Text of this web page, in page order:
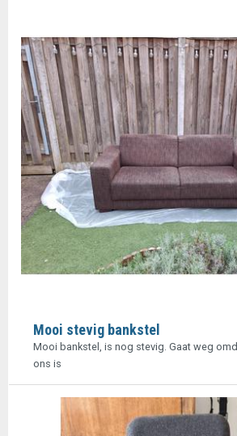
Mooi stevig bankstel
Mooi bankstel, is nog stevig. Gaat weg
ons is